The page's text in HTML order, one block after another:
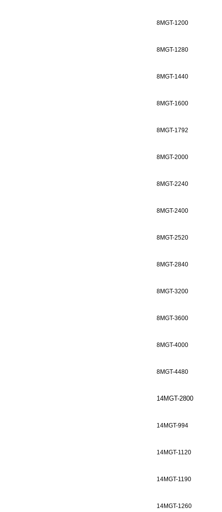
8MGT-1200
8MGT-1280
8MGT-1440
8MGT-1600
8MGT-1792
8MGT-2000
8MGT-2240
8MGT-2400
8MGT-2520
8MGT-2840
8MGT-3200
8MGT-3600
8MGT-4000
8MGT-4480
14MGT-2800
14MGT-994
14MGT-1120
14MGT-1190
14MGT-1260